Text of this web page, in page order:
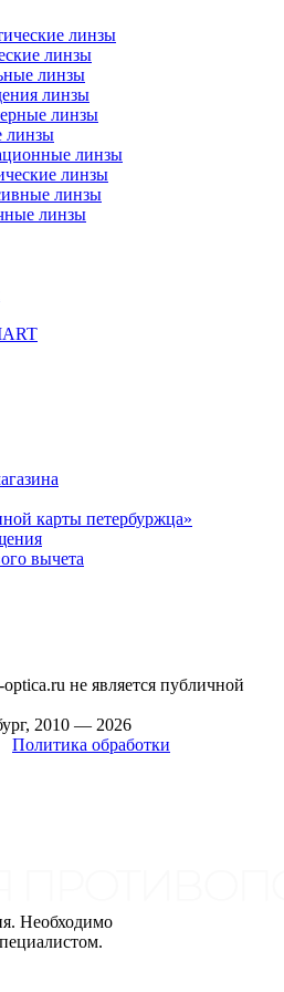
линзы
линзы
линзы
линзы
линзы
линзы
линзы
линзы
линзы
линзы
карты петербуржца»
вычета
не является публичной
2010 — 2026
Политика обработки
Необходимо